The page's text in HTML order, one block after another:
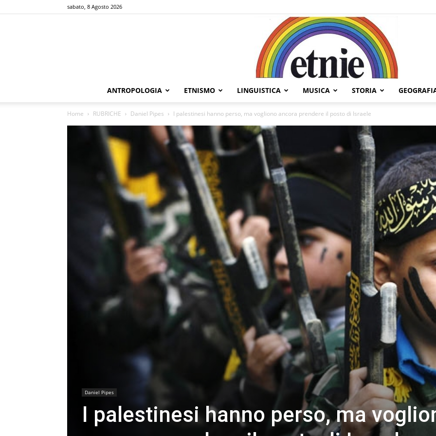
sabato, 8 Agosto 2026
Etnie
ANTROPOLOGIA ETNISMO LINGUISTICA MUSICA STORIA
Home RUBRICHE Daniel Pipes I palestinesi hanno perso, ma vogliono ancora prendere il posto di Israele
Daniel Pipes
I palestinesi hanno perso, ma